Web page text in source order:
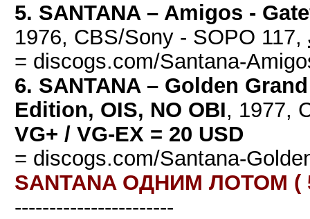
5. SANTANA – Amigos -
1976, CBS/Sony - SOPO 117,
= discogs.com/Santana-
6. SANTANA – Golden
Edition, OIS, NO OBI, 1977,
VG+ / VG-EX = 20 USD
= discogs.com/Santana-
SANTANA ОДНИМ ЛОТОМ (
-----------------------